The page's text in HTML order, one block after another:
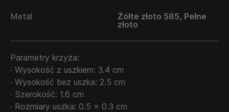
Metal
Żółte złoto 585, Pełne
złoto
Parametry krzyża:
· Wysokość z uszkiem: 3.4 cm
· Wysokość bez uszka: 2.5 cm
· Szerokość: 1.6 cm
· Rozmiary uszka: 0.5 x 0.3 cm